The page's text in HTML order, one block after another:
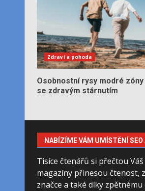
Zdraví a pohoda
Osobnostní rysy modré
se zdravým stárnutím
NABÍZÍME VÁM UMÍSTĚNÍ SEO
Tisíce čtenářů si přečtou Váš
magazíny přinesou čtenost,
značce a také díky zpětnému